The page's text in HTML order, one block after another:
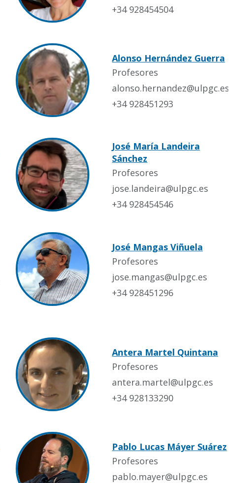
+34 928454504
Alonso Hernández Guerra
Profesores
alonso.hernandez@ulpgc.es
+34 928451293
José María Landeira
Sánchez
Profesores
jose.landeira@ulpgc.es
+34 928454546
José Mangas Viñuela
Profesores
jose.mangas@ulpgc.es
+34 928451296
Antera Martel Quintana
Profesores
antera.martel@ulpgc.es
+34 928133290
Pablo Lucas Máyer Suárez
Profesores
pablo.mayer@ulpgc.es